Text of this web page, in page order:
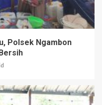
Polsek Ngambon